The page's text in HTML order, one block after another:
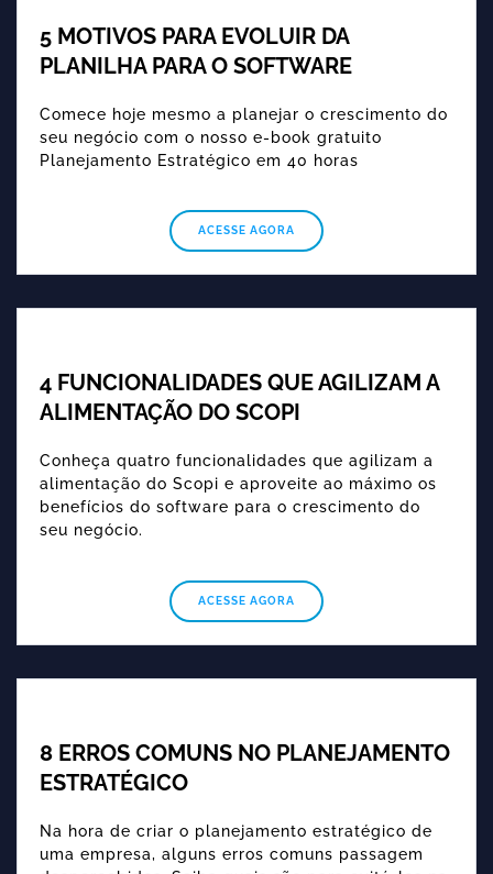
5 MOTIVOS PARA EVOLUIR DA
PLANILHA PARA O SOFTWARE
Comece hoje mesmo a planejar o crescimento do
seu negócio com o nosso e-book gratuito
Planejamento Estratégico em 40 horas
ACESSE AGORA
4 FUNCIONALIDADES QUE AGILIZAM A
ALIMENTAÇÃO DO SCOPI
Conheça quatro funcionalidades que agilizam a
alimentação do Scopi e aproveite ao máximo os
benefícios do software para o crescimento do
seu negócio.
ACESSE AGORA
8 ERROS COMUNS NO PLANEJAMENTO
ESTRATÉGICO
Na hora de criar o planejamento estratégico de
uma empresa, alguns erros comuns passagem